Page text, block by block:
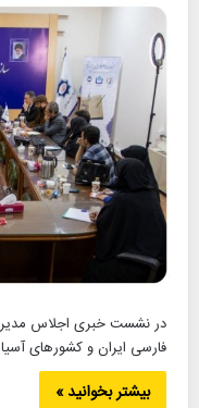
در نشست خبری اجلاس
فارسی ایران و کشورهای
بیشتر بخوانید »